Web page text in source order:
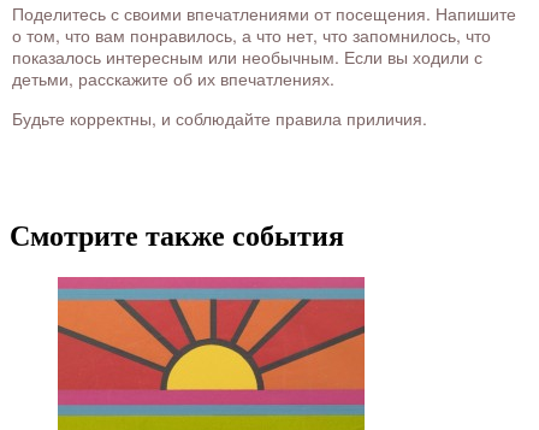
Поделитесь с своими впечатлениями от посещения. Напишите
о том, что вам понравилось, а что нет, что запомнилось, что
показалось интересным или необычным. Если вы ходили с
детьми, расскажите об их впечатлениях.
Будьте корректны, и соблюдайте правила приличия.
Смотрите также события